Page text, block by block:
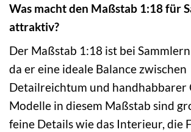
Was macht den Maßstab 1:18 für
attraktiv?
Der Maßstab 1:18 ist bei
da er eine ideale Balance zwischen
Detailreichtum und handhabbarer
Modelle in diesem Maßstab sind
feine Details wie das Interieur, die